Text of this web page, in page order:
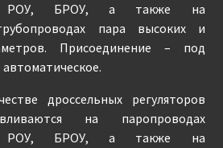
РОУ, БРОУ, а также на
пара высоких и
Присоединение – под
автоматическое.
дроссельных регуляторов
на паропроводах
РОУ, БРОУ, а также на